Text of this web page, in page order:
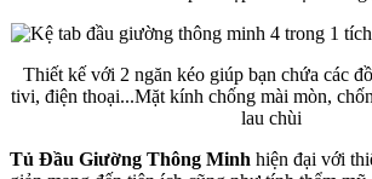
Thiết kế với 2 ngăn kéo giúp bạn chứa các
tivi, điện thoại...Mặt kính chống mài mòn,
lau chùi
Tủ Đầu Giường Thông Minh hiện đại với